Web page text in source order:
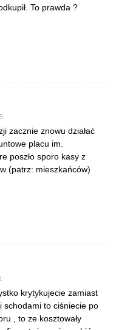
To prawda ?
zacznie znowu działać
placu im.
poszło sporo kasy z
(patrz: mieszkańców)
krytykujecie zamiast
schodami to ciśniecie po
, to ze kosztowały